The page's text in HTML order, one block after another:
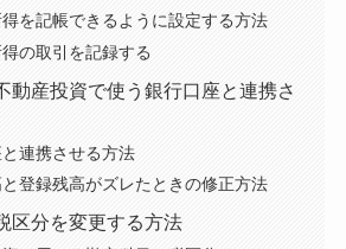
を記帳できるように設定する方法
の取引を記録する
動産投資で使う銀行口座と連携さ
連携させる方法
登録残高がズレたときの修正方法
区分を変更する方法